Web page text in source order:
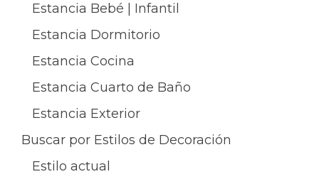
Estancia Bebé | Infantil
Estancia Dormitorio
Estancia Cocina
Estancia Cuarto de Baño
Estancia Exterior
Buscar por Estilos de Decoración
Estilo actual